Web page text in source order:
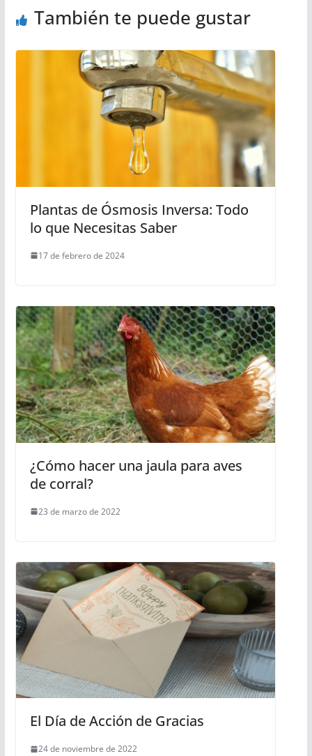
También te puede gustar
Plantas de Ósmosis Inversa: Todo
lo que Necesitas Saber
17 de febrero de 2024
¿Cómo hacer una jaula para aves
de corral?
23 de marzo de 2022
El Día de Acción de Gracias
24 de noviembre de 2022